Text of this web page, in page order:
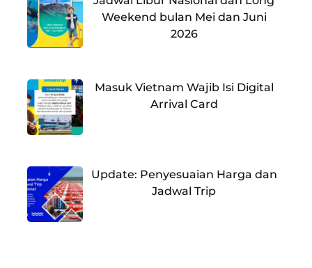
Weekend bulan Mei dan Juni
2026
Masuk Vietnam Wajib Isi Digital
Arrival Card
Update: Penyesuaian Harga dan
Jadwal Trip